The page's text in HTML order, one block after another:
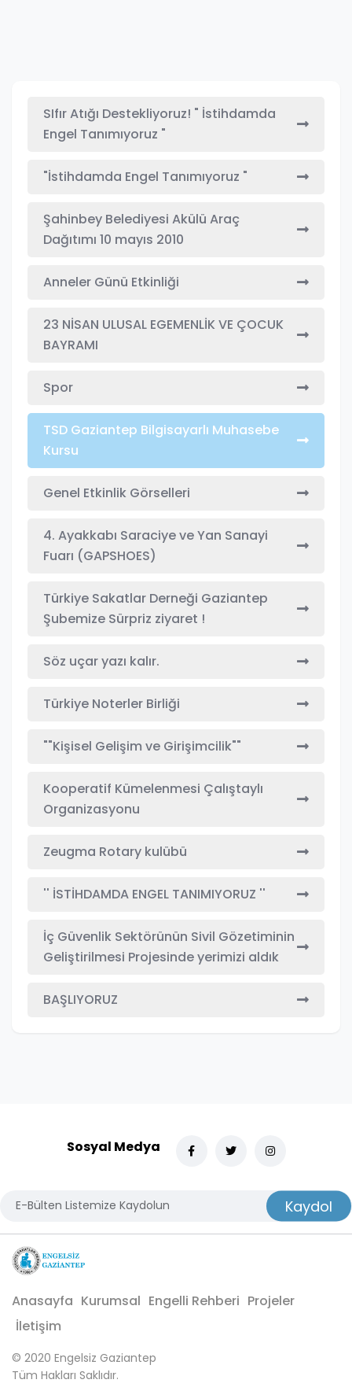
SIfır Atığı Destekliyoruz! " İstihdamda
Engel Tanımıyoruz "
"İstihdamda Engel Tanımıyoruz "
Şahinbey Belediyesi Akülü Araç
Dağıtımı 10 mayıs 2010
Anneler Günü Etkinliği
23 NİSAN ULUSAL EGEMENLİK VE ÇOCUK
BAYRAMI
Spor
TSD Gaziantep Bilgisayarlı Muhasebe
Kursu
Genel Etkinlik Görselleri
4. Ayakkabı Saraciye ve Yan Sanayi
Fuarı (GAPSHOES)
Türkiye Sakatlar Derneği Gaziantep
Şubemize Sürpriz ziyaret !
Söz uçar yazı kalır.
Türkiye Noterler Birliği
""Kişisel Gelişim ve Girişimcilik""
Kooperatif Kümelenmesi Çalıştaylı
Organizasyonu
Zeugma Rotary kulübü
'' İSTİHDAMDA ENGEL TANIMIYORUZ ''
İç Güvenlik Sektörünün Sivil Gözetiminin
Geliştirilmesi Projesinde yerimizi aldık
BAŞLIYORUZ
Sosyal Medya
Kaydol
Anasayfa Kurumsal Engelli Rehberi Projeler
İletişim
© 2020 Engelsiz Gaziantep
Tüm Hakları Saklıdır.